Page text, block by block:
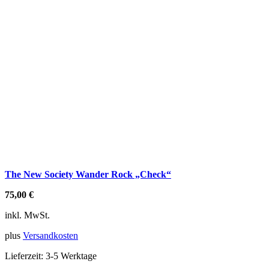
The New Society Wander Rock „Check“
75,00 €
inkl. MwSt.
plus Versandkosten
Lieferzeit: 3-5 Werktage